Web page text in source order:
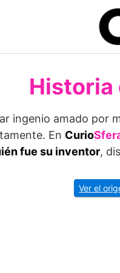
Historia
ingenio amado por
En Curio
fue su inventor,
Ver el